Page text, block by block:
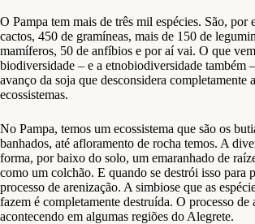
O Pampa tem mais de três mil espécies. São, por
cactos, 450 de gramíneas, mais de 150 de
mamíferos, 50 de anfíbios e por aí vai. O que
biodiversidade – e a etnobiodiversidade também
avanço da soja que desconsidera completamente
ecossistemas.
No Pampa, temos um ecossistema que são os
banhados, até afloramento de rocha temos. A
forma, por baixo do solo, um emaranhado de
como um colchão. E quando se destrói isso para
processo de arenização. A simbiose que as
fazem é completamente destruída. O processo de
acontecendo em algumas regiões do Alegrete.